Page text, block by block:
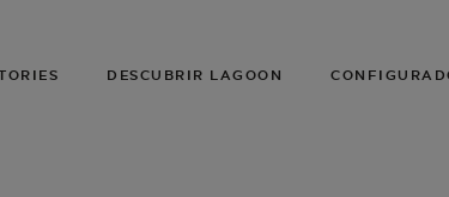
DESCUBRIR LAGOON